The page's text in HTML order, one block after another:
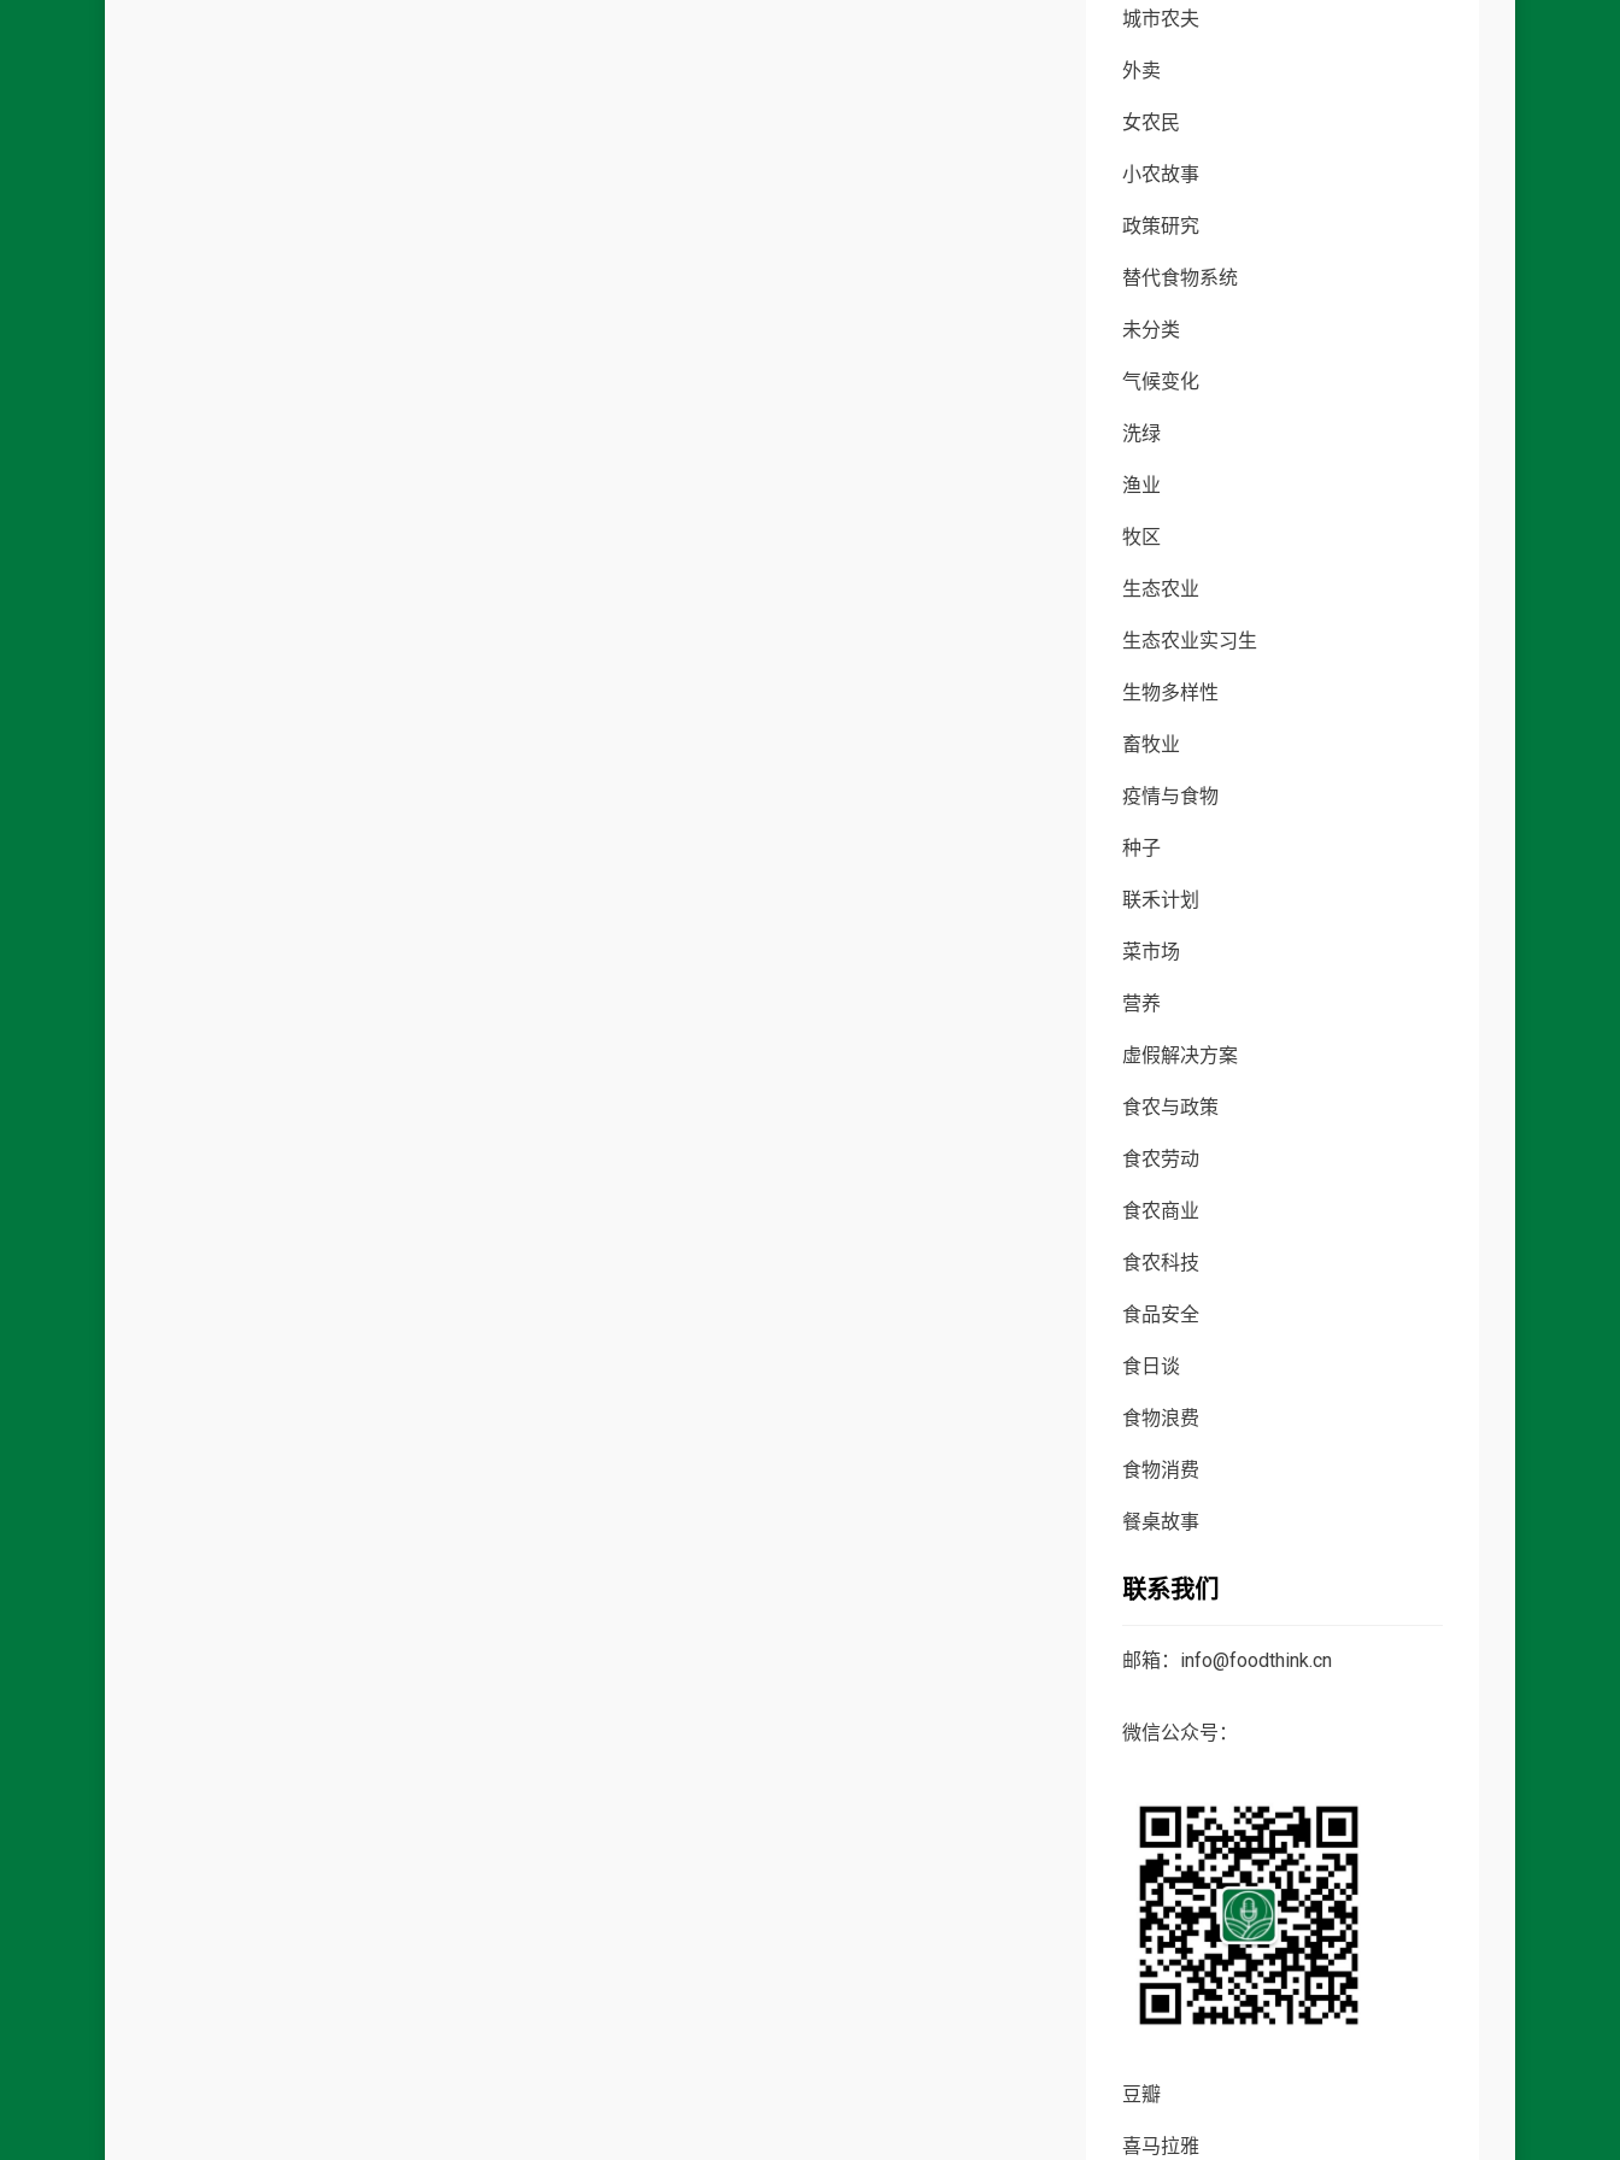
城市农夫
外卖
女农民
小农故事
政策研究
替代食物系统
未分类
气候变化
洗绿
渔业
牧区
生态农业
生态农业实习生
生物多样性
畜牧业
疫情与食物
种子
联禾计划
菜市场
营养
虚假解决方案
食农与政策
食农劳动
食农商业
食农科技
食品安全
食日谈
食物浪费
食物消费
餐桌故事
联系我们
邮箱：info@foodthink.cn
微信公众号：
豆瓣
喜马拉雅